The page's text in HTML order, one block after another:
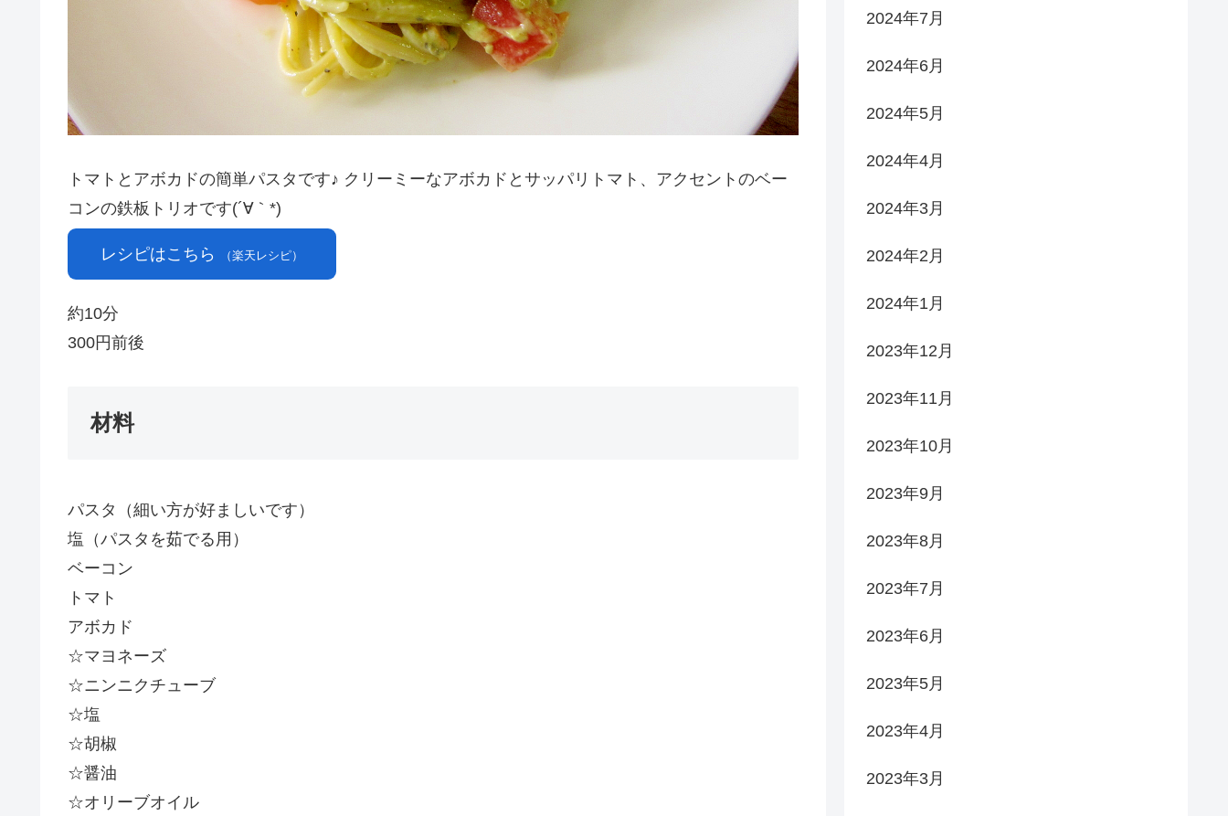
トマトとアボカドの簡単パスタです♪ クリーミーなアボカドとサッパリトマト、アクセントのベー
コンの鉄板トリオです(´∀｀*)
レシピはこちら （楽天レシピ）
約10分
300円前後
材料
パスタ（細い方が好ましいです）
塩（パスタを茹でる用）
ベーコン
トマト
アボカド
☆マヨネーズ
☆ニンニクチューブ
☆塩
☆胡椒
☆醤油
☆オリーブオイル
2024年7月
2024年6月
2024年5月
2024年4月
2024年3月
2024年2月
2024年1月
2023年12月
2023年11月
2023年10月
2023年9月
2023年8月
2023年7月
2023年6月
2023年5月
2023年4月
2023年3月